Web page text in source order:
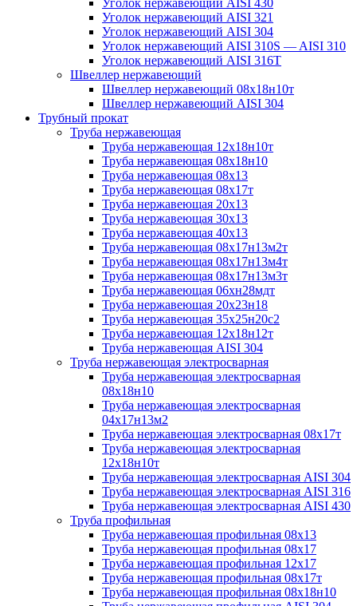
Уголок нержавеющий AISI 430
Уголок нержавеющий AISI 321
Уголок нержавеющий AISI 304
Уголок нержавеющий AISI 310S — AISI 310
Уголок нержавеющий AISI 316T
Швеллер нержавеющий
Швеллер нержавеющий 08х18н10т
Швеллер нержавеющий AISI 304
Трубный прокат
Труба нержавеющая
Труба нержавеющая 12х18н10т
Труба нержавеющая 08х18н10
Труба нержавеющая 08х13
Труба нержавеющая 08х17т
Труба нержавеющая 20х13
Труба нержавеющая 30х13
Труба нержавеющая 40х13
Труба нержавеющая 08х17н13м2т
Труба нержавеющая 08х17н13м4т
Труба нержавеющая 08х17н13м3т
Труба нержавеющая 06хн28мдт
Труба нержавеющая 20х23н18
Труба нержавеющая 35х25н20с2
Труба нержавеющая 12х18н12т
Труба нержавеющая AISI 304
Труба нержавеющая электросварная
Труба нержавеющая электросварная
08х18н10
Труба нержавеющая электросварная
04х17н13м2
Труба нержавеющая электросварная 08х17т
Труба нержавеющая электросварная
12х18н10т
Труба нержавеющая электросварная AISI 304
Труба нержавеющая электросварная AISI 316
Труба нержавеющая электросварная AISI 430
Труба профильная
Труба нержавеющая профильная 08х13
Труба нержавеющая профильная 08х17
Труба нержавеющая профильная 12х17
Труба нержавеющая профильная 08х17т
Труба нержавеющая профильная 08х18н10